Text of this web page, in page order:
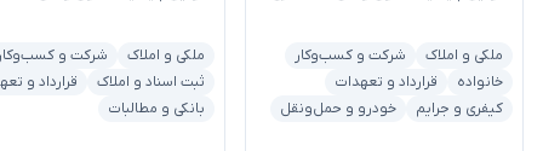
ملکی و املاک
شرکت و کسب‌وکار
خانواده
قرارداد و تعهدات
کیفری و جرایم
خودرو و حمل‌ونقل
ملکی و املاک
شرکت و
ثبت اسناد و املاک
قرارداد و
بانکی و مطالبات